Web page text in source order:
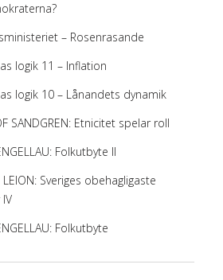
– Rosenrasande
logik 11 – Inflation
logik 10 – Lånandets dynamik
SANDGREN: Etnicitet spelar roll
Folkutbyte II
LEION: Sveriges obehagligaste
Folkutbyte